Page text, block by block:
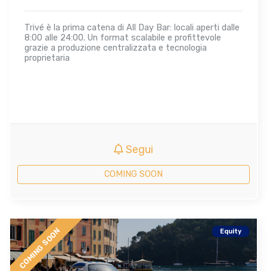
Trivé è la prima catena di All Day Bar: locali aperti dalle
8:00 alle 24:00. Un format scalabile e profittevole
grazie a produzione centralizzata e tecnologia
proprietaria
Segui
COMING SOON
COMING SOON Equity